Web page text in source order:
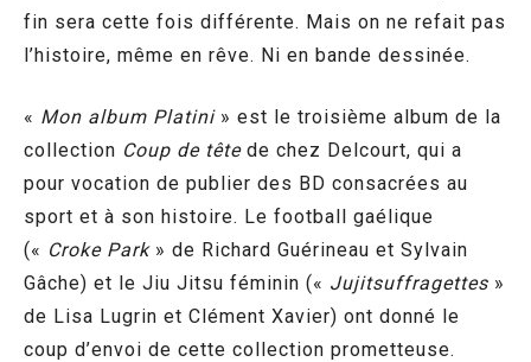
fin sera cette fois différente. Mais on ne refait pas
l’histoire, même en rêve. Ni en bande dessinée.
« Mon album Platini» est le troisième album de la
collection Coup de têtede chez Delcourt, qui a
pour vocation de publier des BD consacrées au
sport et à son histoire. Le football gaélique
(« Croke Park» de Richard Guérineau et Sylvain
Gâche) et le Jiu Jitsu féminin (« Jujitsuffragettes »
de Lisa Lugrin et Clément Xavier) ont donné le
coup d’envoi de cette collection prometteuse.